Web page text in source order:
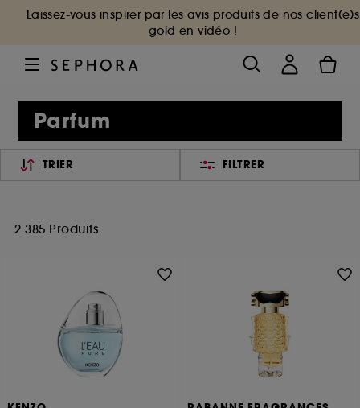
Laissez-vous inspirer par les avis produits de nos client(e)s
gold en vidéo !
Parfum
TRIER FILTRER
2 385 Produits